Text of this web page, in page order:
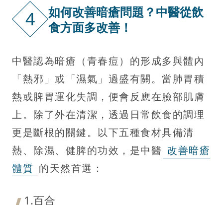
4
如何改善暗瘡問題？中醫從飲
食方面多改善！
中醫認為暗瘡（青春痘）的形成多與體內
「熱邪」或「濕氣」過盛有關。當肺胃積
熱或脾胃運化失調，便會反應在臉部肌膚
上。除了外在清潔，透過日常飲食的調理
更是斷根的關鍵。以下五種食材具備清
熱、除濕、健脾的功效，是中醫 改善暗瘡
體質 的天然首選：
1.百合